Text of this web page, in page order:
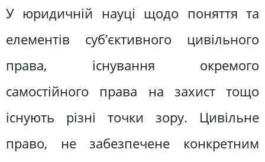
У юридичній науці щодо поняття та
елементів суб’єктивного цивільного
права, існування окремого
самостійного права на захист тощо
існують різні точки зору. Цивільне
право, не забезпечене конкретним